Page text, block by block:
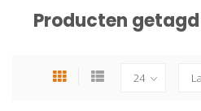
Producten